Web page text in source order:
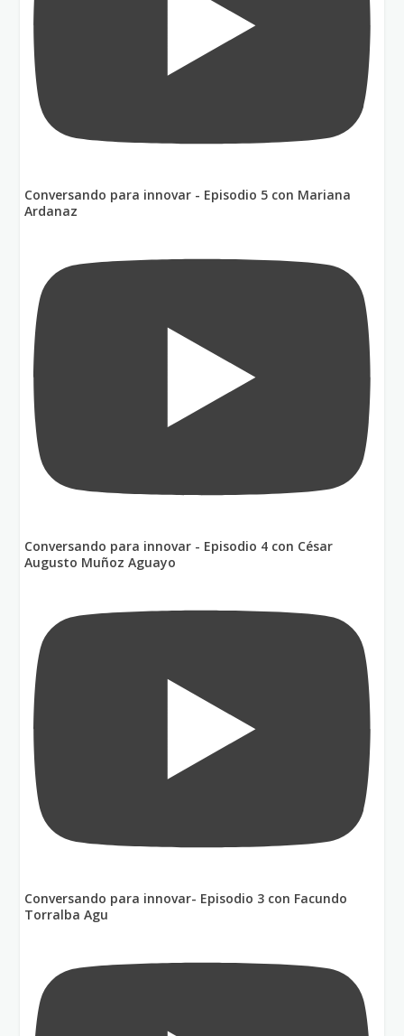
Conversando para innovar - Episodio 5 con Mariana
Ardanaz
Conversando para innovar - Episodio 4 con César
Augusto Muñoz Aguayo
Conversando para innovar- Episodio 3 con Facundo
Torralba Agu